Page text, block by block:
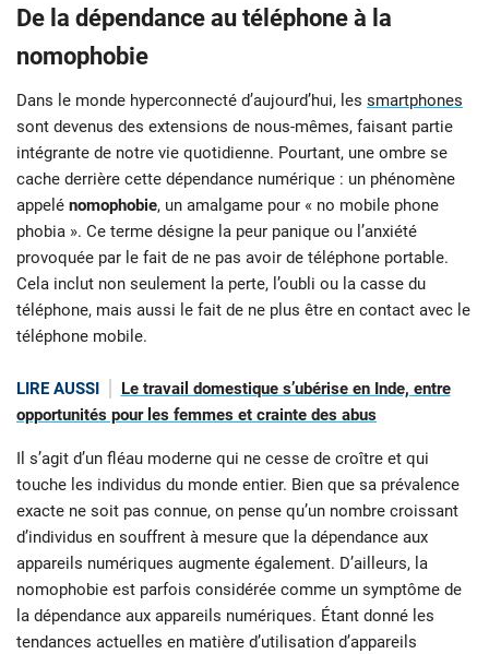
De la dépendance au téléphone à la
nomophobie
Dans le monde hyperconnecté d’aujourd’hui, les smartphones
sont devenus des extensions de nous-mêmes, faisant partie
intégrante de notre vie quotidienne. Pourtant, une ombre se
cache derrière cette dépendance numérique : un phénomène
appelé nomophobie, un amalgame pour « no mobile phone
phobia ». Ce terme désigne la peur panique ou l’anxiété
provoquée par le fait de ne pas avoir de téléphone portable.
Cela inclut non seulement la perte, l’oubli ou la casse du
téléphone, mais aussi le fait de ne plus être en contact avec le
téléphone mobile.
LIRE AUSSI
Le travail domestique s’ubérise en Inde, entre
opportunités pour les femmes et crainte des abus
Il s’agit d’un fléau moderne qui ne cesse de croître et qui
touche les individus du monde entier. Bien que sa prévalence
exacte ne soit pas connue, on pense qu’un nombre croissant
d’individus en souffrent à mesure que la dépendance aux
appareils numériques augmente également. D’ailleurs, la
nomophobie est parfois considérée comme un symptôme de
la dépendance aux appareils numériques. Étant donné les
tendances actuelles en matière d’utilisation d’appareils